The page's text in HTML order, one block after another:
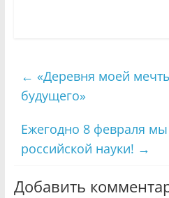
← «Деревня моей
будущего»
Ежегодно 8 февраля
российской науки! →
Добавить